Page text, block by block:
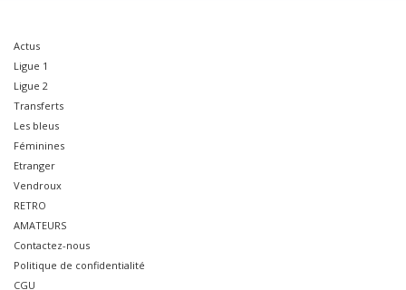
Actus
Ligue 1
Ligue 2
Transferts
Les bleus
Féminines
Etranger
Vendroux
RETRO
AMATEURS
Contactez-nous
Politique de confidentialité
CGU